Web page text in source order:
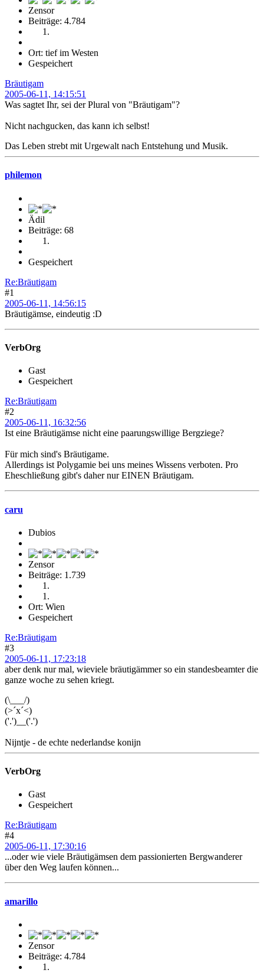
Zensor
Beiträge: 4.784
Ort: tief im Westen
Gespeichert
Bräutigam
2005-06-11, 14:15:51
Was sagtet Ihr, sei der Plural von "Bräutigam"?
Nicht nachgucken, das kann ich selbst!
Das Leben strebt mit Urgewalt nach Entstehung und Musik.
philemon
Ädil
Beiträge: 68
Gespeichert
Re:Bräutigam
#1
2005-06-11, 14:56:15
Bräutigämse, eindeutig :D
VerbOrg
Gast
Gespeichert
Re:Bräutigam
#2
2005-06-11, 16:32:56
Ist eine Bräutigämse nicht eine paarungswillige Bergziege?
Für mich sind's Bräutigame.
Allerdings ist Polygamie bei uns meines Wissens verboten. Pro
Eheschließung gibt's daher nur EINEN Bräutigam.
caru
Dubios
Zensor
Beiträge: 1.739
Ort: Wien
Gespeichert
Re:Bräutigam
#3
2005-06-11, 17:23:18
aber denk nur mal, wieviele bräutigämmer so ein standesbeamter die
ganze woche zu sehen kriegt.
(\___/)
(>´x´<)
('.')__('.')
Nijntje - de echte nederlandse konijn
VerbOrg
Gast
Gespeichert
Re:Bräutigam
#4
2005-06-11, 17:30:16
...oder wie viele Bräutigämsen dem passionierten Bergwanderer
über den Weg laufen können...
amarillo
Zensor
Beiträge: 4.784